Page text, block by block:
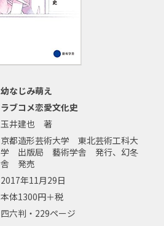
幼なじみ萌え
ラブコメ恋愛文化史
玉井建也 著
京都造形芸術大学 東北芸術工科大
学 出版局 藝術学舎 発行、幻冬
舎 発売
2017年11月29日
本体1300円＋税
四六判・229ページ